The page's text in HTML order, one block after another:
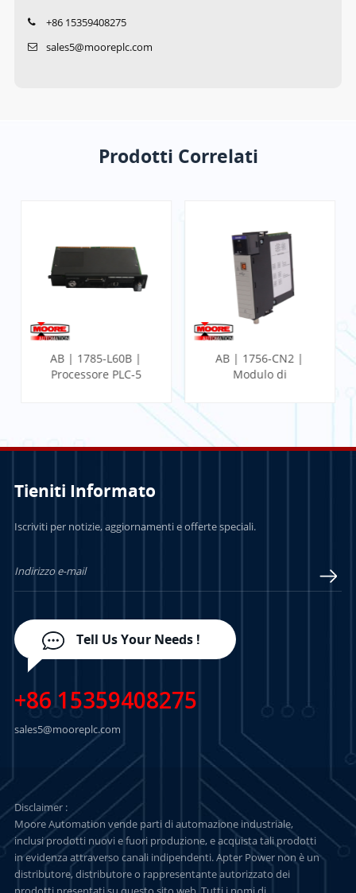
+86 15359408275
sales5@mooreplc.com
Prodotti Correlati
AB | 1785-L60B |
Processore PLC-5
AB | 1756-CN2 |
Modulo di
Tieniti Informato
Iscriviti per notizie, aggiornamenti e offerte speciali.
Tell Us Your Needs !
+86 15359408275
sales5@mooreplc.com
Disclaimer :
Moore Automation vende parti di automazione industriale,
inclusi prodotti nuovi e fuori produzione, e acquista tali prodotti
in evidenza attraverso canali indipendenti. Apter Power non è un
distributore, distributore o rappresentante autorizzato dei